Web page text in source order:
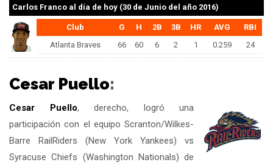
Carlos Franco al día de hoy (30 de Junio del año 2016)
Club G H 2B 3B HR AVG
RBI
Atlanta Braves
66 60 6 2 1 0.259 24
Cesar Puello:
Cesar Puello, derecho, logró una
participación con el equipo Scranton/Wilkes-
Barre RailRiders (New York Yankees) vs
Syracuse Chiefs (Washington Nationals) de